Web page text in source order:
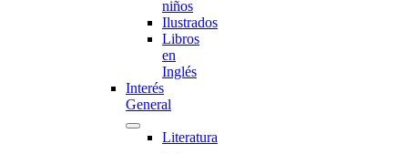
niños
Ilustrados
Libros
en
Inglés
Interés
General
Literatura